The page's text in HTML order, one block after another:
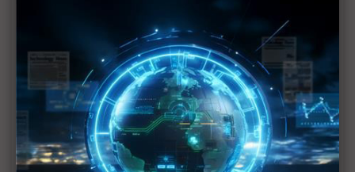
群創老舊產線轉型進行式 印度廠最快6月啟動
明基材料：偏光片、隔離膜下半年都好轉
業成聚焦車載、元宇宙 全年營運倒吃甘蔗
利永環球壓力感測 合作元太開發智慧貨架